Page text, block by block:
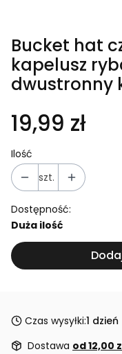
Bucket hat
kapelusz
dwustronny
19,99 zł
Ilość
szt.
Dostępność:
Duża ilość
Czas wysyłki:1 dzień
Dostawa od 12,00